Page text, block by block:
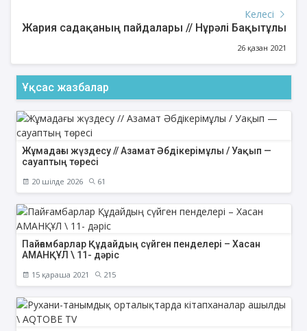
Келесі
Жария садақаның пайдалары // Нұрәлі Бақытұлы
26 қазан 2021
Ұқсас жазбалар
Жұмадағы жүздесу // Азамат Әбдікерімұлы / Уақып —
сауаптың төресі
20 шілде 2026 61
Пайғамбарлар Құдайдың сүйген пенделері – Хасан
АМАНҚҰЛ \ 11- дәріс
15 қараша 2021 215